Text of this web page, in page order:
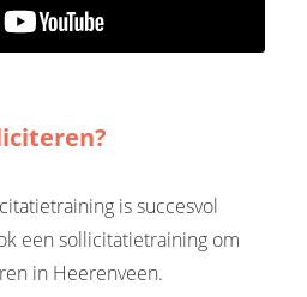
is succesvol
een sollicitatietraining om
in Heerenveen.